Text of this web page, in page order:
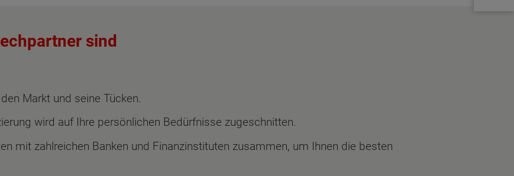
sind
Markt und seine Tücken.
wird auf Ihre persönlichen Bedürfnisse zugeschnitten.
mit zahlreichen Banken und Finanzinstituten zusammen, um Ihnen die besten